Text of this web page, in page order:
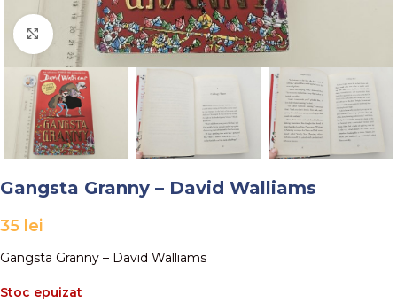
Faceți click pentru a mări
Gangsta Granny – David Walliams
35 lei
Gangsta Granny – David Walliams
Stoc epuizat